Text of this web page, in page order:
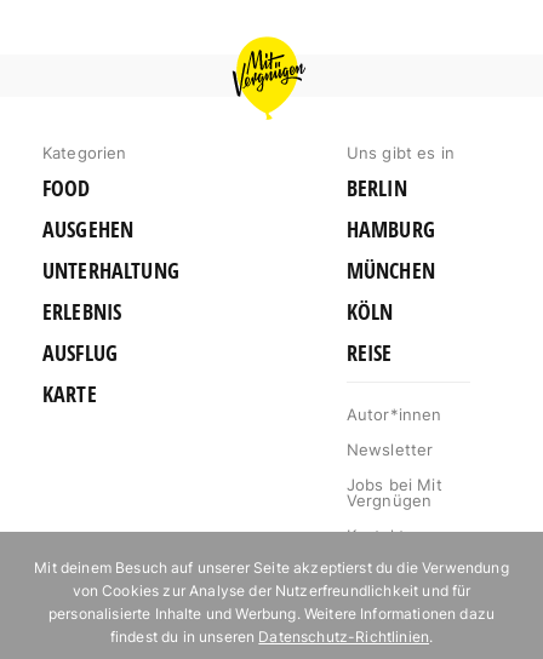
MIT
VERGNÜGEN
BERLIN
Kategorien
FOOD
AUSGEHEN
UNTERHALTUNG
ERLEBNIS
AUSFLUG
KARTE
Uns gibt es in
BERLIN
HAMBURG
MÜNCHEN
KÖLN
REISE
Autor*innen
Newsletter
Jobs bei Mit
Vergnügen
Kontakt
Mediakit
Impressum
Datenschutz
Mit deinem Besuch auf unserer Seite akzeptierst du die Verwendung
von Cookies zur Analyse der Nutzerfreundlichkeit und für
personalisierte Inhalte und Werbung. Weitere Informationen dazu
findest du in unseren Datenschutz-Richtlinien.